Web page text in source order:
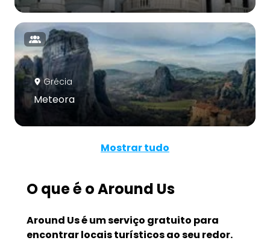
Grécia
Meteora
Mostrar tudo
O que é o Around Us
Around Us é um serviço gratuito para
encontrar locais turísticos ao seu redor.